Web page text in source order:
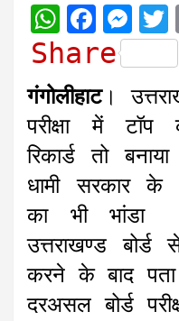
W
h
a
t
s
A
p
p
F
a
e
b
o
o
k
M
e
s
s
e
n
g
e
r
w
i
Share
गंगोलीहाट।
परीक्षा में टॉप
रिकार्ड तो
धामी सरकार
का भी भांडा
उत्तराखण्ड बोर्ड
करने के बाद पता
दरअसल बोर्ड